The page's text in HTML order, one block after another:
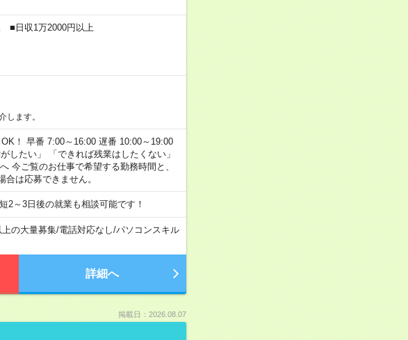
日収1万2000円以上
ます。
！ 早番 7:00～16:00 遅番 10:00～19:00
したい」 「できれば残業はしたくない」
今ご覧のお仕事で希望する勤務時間と、
は応募できません。
2～3日後の就業も相談可能です！
の大量募集/電話対応なし/パソコンスキル
詳細へ
掲載日：2026.08.07